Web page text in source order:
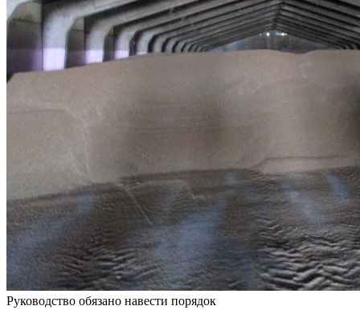
Руководство обязано навести порядок